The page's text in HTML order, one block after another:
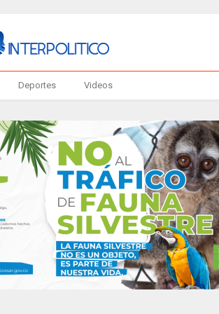
Deportes Videos